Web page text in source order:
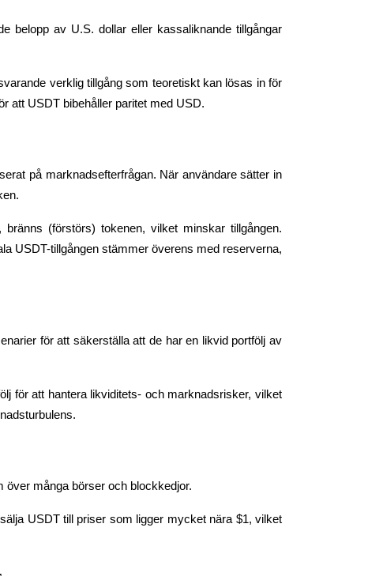
belopp av U.S. dollar eller kassaliknande tillgångar
verklig tillgång som teoretiskt kan lösas in för
att USDT bibehåller paritet med USD.
på marknadsefterfrågan. När användare sätter in
(förstörs) tokenen, vilket minskar tillgången.
USDT-tillgången stämmer överens med reserverna,
för att säkerställa att de har en likvid portfölj av
för att hantera likviditets- och marknadsrisker, vilket
över många börser och blockkedjor.
USDT till priser som ligger mycket nära $1, vilket